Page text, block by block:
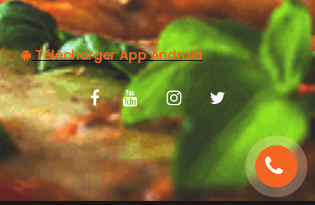
Télécharger App Android